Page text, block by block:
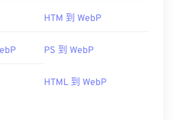
HTM 到 WebP
PS 到 WebP
HTML 到 WebP